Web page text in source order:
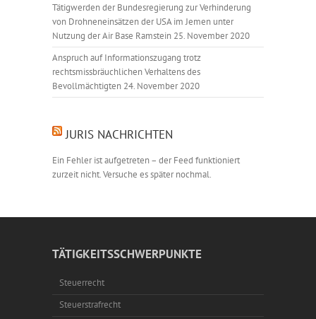
Tätigwerden der Bundesregierung zur Verhinderung
von Drohneneinsätzen der USA im Jemen unter
Nutzung der Air Base Ramstein 25. November 2020
Anspruch auf Informationszugang trotz
rechtsmissbräuchlichen Verhaltens des
Bevollmächtigten 24. November 2020
JURIS NACHRICHTEN
Ein Fehler ist aufgetreten – der Feed funktioniert
zurzeit nicht. Versuche es später nochmal.
TÄTIGKEITSSCHWERPUNKTE
Steuerrecht
Steuerstrafrecht